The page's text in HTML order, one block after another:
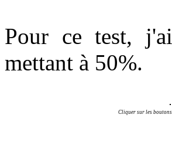
Pour ce test,
mettant à 50%.
Cliquer sur les